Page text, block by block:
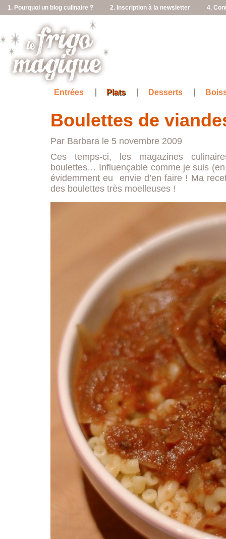
1. Pourquoi un blog culinaire ? 2. Inscription à la newsletter 4.
Entrées Plats Desserts
Boulettes de
Par Barbara le 5 novembre 2009
Ces temps-ci, les magazines
boulettes… Influençable comme je suis
évidemment eu envie d’en faire ! Ma
des boulettes très moelleuses !